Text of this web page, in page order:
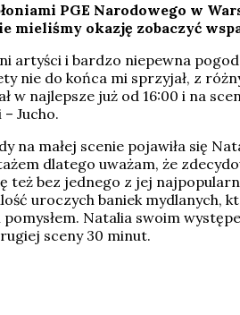
PGE Narodowego w
mieliśmy okazję zobaczyć
artyści i bardzo niepewna
nie do końca mi sprzyjał, z
w najlepsze już od 16:00 i na
Jucho.
na małej scenie pojawiła się
dlatego uważam, że
też bez jednego z jej
uroczych baniek mydlanych,
Natalia swoim
sceny 30 minut.